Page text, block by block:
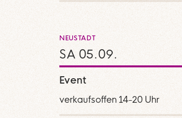
NEUSTADT
SA 05.09.
Event
verkaufsoffen 14-20 Uhr